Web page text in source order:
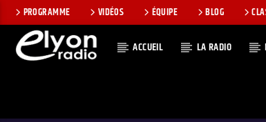
PROGRAMME VIDÉOS ÉQUIPE BLOG
ACCUEIL LA RADIO